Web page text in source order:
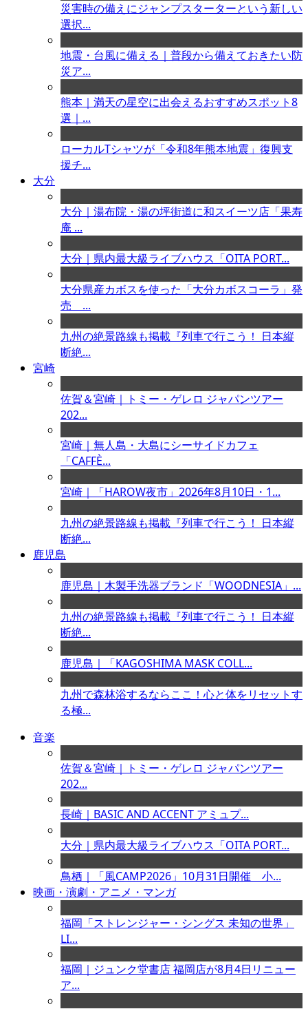
災害時の備えにジャンプスターターという新しい
選択...
地震・台風に備える｜普段から備えておきたい防
災ア...
熊本｜満天の星空に出会えるおすすめスポット8
選｜...
ローカルTシャツが「令和8年熊本地震」復興支
援チ...
大分
大分｜湯布院・湯の坪街道に和スイーツ店「果寿
庵 ...
大分｜県内最大級ライブハウス「OITA PORT...
大分県産カボスを使った「大分カボスコーラ」発
売 ...
九州の絶景路線も掲載『列車で行こう！ 日本縦
断絶...
宮崎
佐賀＆宮崎｜トミー・ゲレロ ジャパンツアー
202...
宮崎｜無人島・大島にシーサイドカフェ
「CAFFÈ...
宮崎｜「HAROW夜市」2026年8月10日・1...
九州の絶景路線も掲載『列車で行こう！ 日本縦
断絶...
鹿児島
鹿児島｜木製手洗器ブランド「WOODNESIA」...
九州の絶景路線も掲載『列車で行こう！ 日本縦
断絶...
鹿児島｜「KAGOSHIMA MASK COLL...
九州で森林浴するならここ！心と体をリセットす
る極...
音楽
佐賀＆宮崎｜トミー・ゲレロ ジャパンツアー
202...
長崎｜BASIC AND ACCENT アミュプ...
大分｜県内最大級ライブハウス「OITA PORT...
鳥栖｜「風CAMP2026」10月31日開催 小...
映画・演劇・アニメ・マンガ
福岡「ストレンジャー・シングス 未知の世界」
LI...
福岡｜ジュンク堂書店 福岡店が8月4日リニュー
ア...